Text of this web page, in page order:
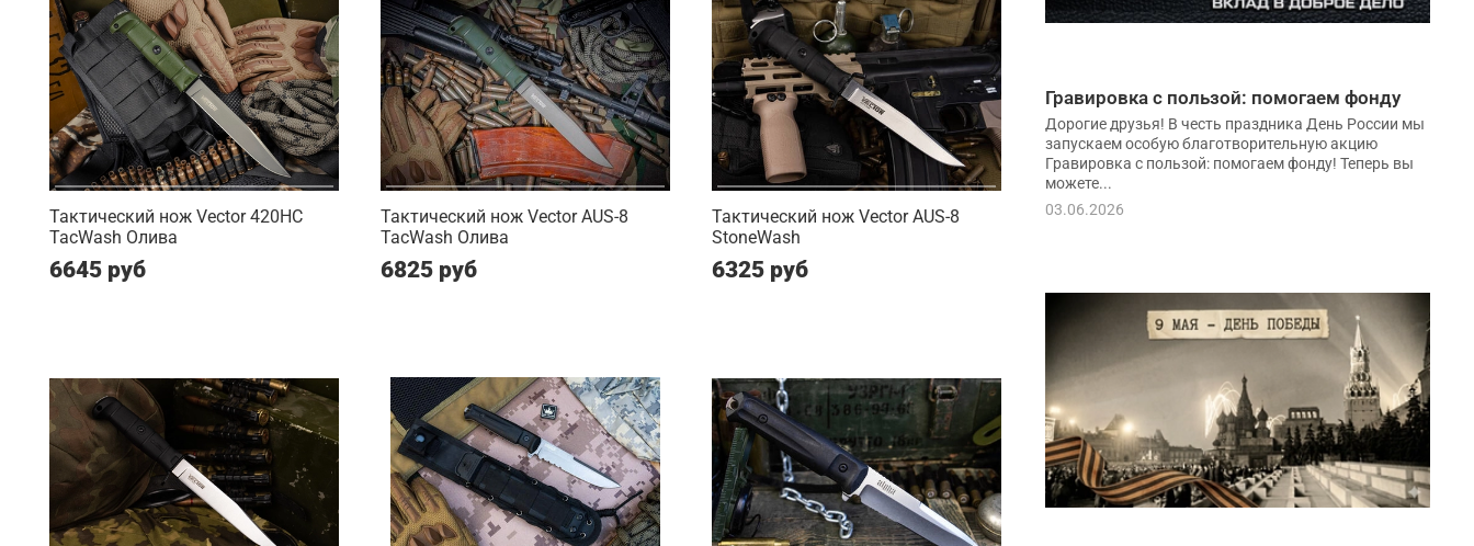
Тактический нож Vector 420HC
TacWash Олива
6645 руб
Тактический нож Vector AUS-8
TacWash Олива
6825 руб
Тактический нож Vector AUS-8
StoneWash
6325 руб
Гравировка с пользой: помогаем фонду
Дорогие друзья! В честь праздника День России мы
запускаем особую благотворительную акцию
Гравировка с пользой: помогаем фонду! Теперь вы
можете...
03.06.2026